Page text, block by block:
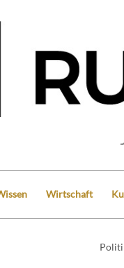
Wirtschaft